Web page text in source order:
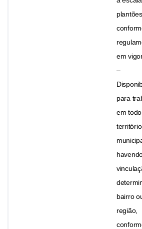
plantões
em
–
para
em todo
território
bairro
região,